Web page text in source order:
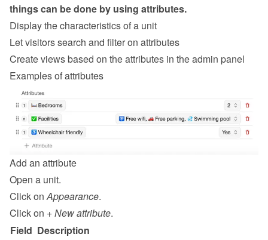
things can be done by using attributes.
Display the characteristics of a unit
Let visitors search and filter on attributes
Create views based on the attributes in the admin panel
Examples of attributes
Add an attribute
Open a unit.
Click on Appearance.
Click on + New attribute.
Field Description